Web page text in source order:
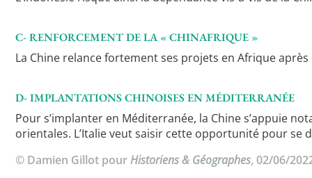
C- RENFORCEMENT DE LA « CHINAFRIQUE »
La Chine relance fortement ses projets en Afrique
D- IMPLANTATIONS CHINOISES EN MÉDITERRANÉE
Pour s’implanter en Méditerranée, la Chine s’appuie
orientales. L’Italie veut saisir cette opportunité pour se
© Damien Gillot pourHistoriens & Géographes, 02/06/